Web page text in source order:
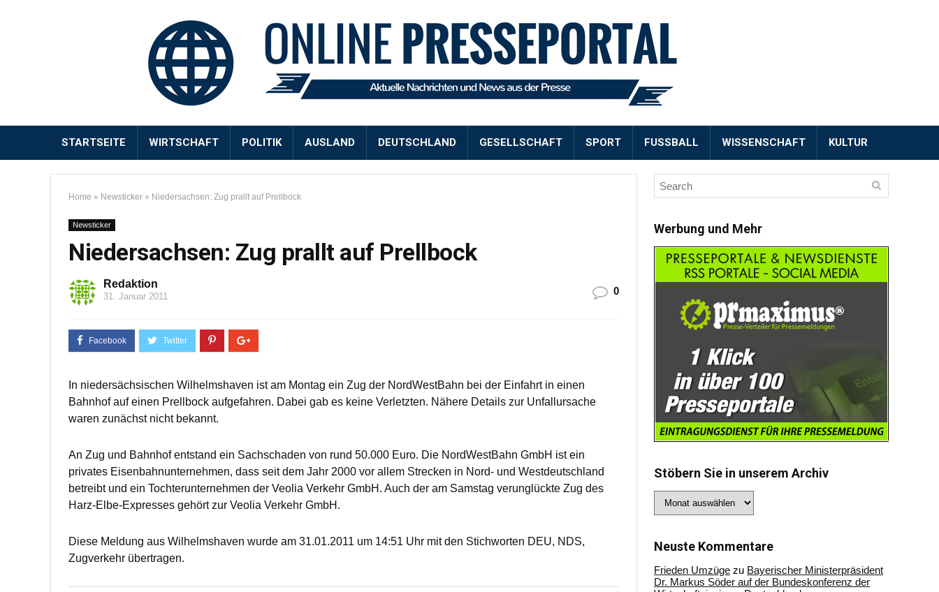
STARTSEITE WIRTSCHAFT POLITIK AUSLAND DEUTSCHLAND GESELLSCHAFT SPORT FUSSBALL WISSENSCHAFT KULTUR
Home » Newsticker » Niedersachsen: Zug prallt auf Prellbock
Newsticker
Niedersachsen: Zug prallt auf Prellbock
Redaktion
31. Januar 2011 0
In niedersächsischen Wilhelmshaven ist am Montag ein Zug der NordWestBahn bei der Einfahrt in einen
Bahnhof auf einen Prellbock aufgefahren. Dabei gab es keine Verletzten. Nähere Details zur Unfallursache
waren zunächst nicht bekannt.
An Zug und Bahnhof entstand ein Sachschaden von rund 50.000 Euro. Die NordWestBahn GmbH ist ein
privates Eisenbahnunternehmen, dass seit dem Jahr 2000 vor allem Strecken in Nord- und Westdeutschland
betreibt und ein Tochterunternehmen der Veolia Verkehr GmbH. Auch der am Samstag verunglückte Zug des
Harz-Elbe-Expresses gehört zur Veolia Verkehr GmbH.
Diese Meldung aus Wilhelmshaven wurde am 31.01.2011 um 14:51 Uhr mit den Stichworten DEU, NDS,
Zugverkehr übertragen.
Werbung und Mehr
Stöbern Sie in unserem Archiv
Sie
Archiv
Neuste Kommentare
Frieden Umzüge zu Bayerischer Ministerpräsident
Dr. Markus Söder auf der Bundeskonferenz der